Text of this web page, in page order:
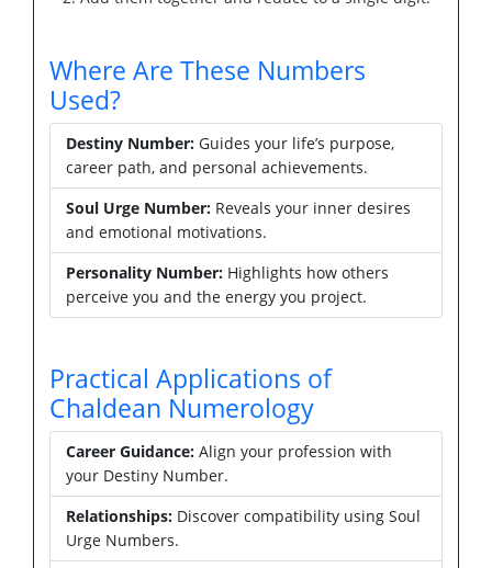
Where Are These Numbers
Used?
Destiny Number: Guides your life’s purpose,
career path, and personal achievements.
Soul Urge Number: Reveals your inner desires
and emotional motivations.
Personality Number: Highlights how others
perceive you and the energy you project.
Practical Applications of
Chaldean Numerology
Career Guidance: Align your profession with
your Destiny Number.
Relationships: Discover compatibility using Soul
Urge Numbers.